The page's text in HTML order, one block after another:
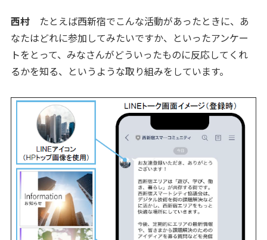
西村たとえば西新宿でこんな活動があったときに、あ
なたはどれに参加してみたいですか、といったアンケー
トをとって、みなさんがどういったものに反応してくれ
るかを知る、というような取り組みをしています。